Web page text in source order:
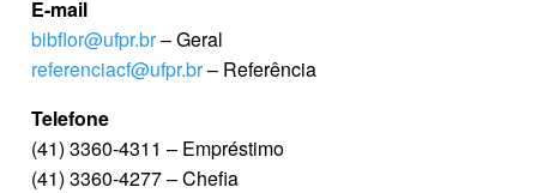
E-mail
bibflor@ufpr.br– Geral
referenciacf@ufpr.br– Referência
Telefone
(41) 3360-4311 – Empréstimo
(41) 3360-4277 – Chefia